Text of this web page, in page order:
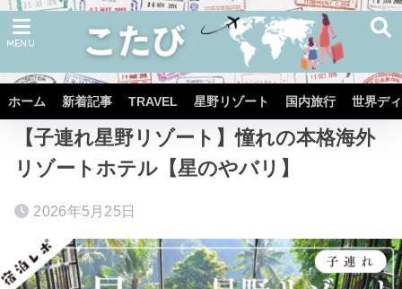
ホーム 新着記事 TRAVEL 星野リゾート 国内旅行 世界デ
ホーム 星野リゾート 星のや 星のや バリ
【子連れ星野リゾート】憧れの本格海外
リゾートホテル【星のやバリ】
2026年5月25日